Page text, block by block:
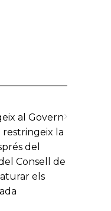
al Govern
restringeix la
del
Consell de
els